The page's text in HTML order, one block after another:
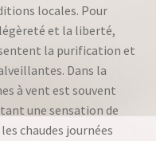
locales. Pour
et la liberté,
la purification et
Dans la
à vent est souvent
une sensation de
chaudes journées